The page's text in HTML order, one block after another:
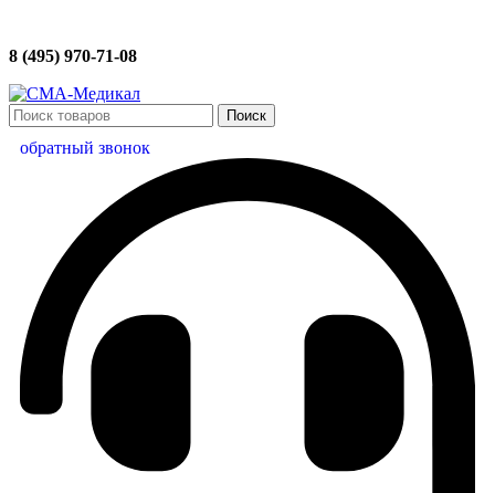
8 (495) 970-71-08
Поиск
обратный звонок